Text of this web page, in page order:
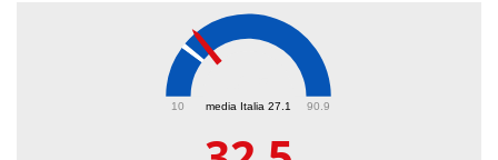
media Italia 27.1
10 90.9